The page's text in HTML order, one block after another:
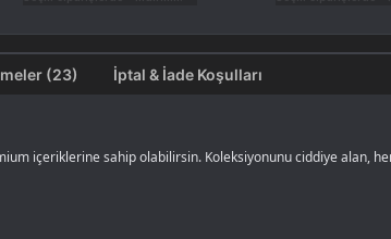
Değerlendirmeler (23) İptal & İade Koşulları
içeriklerine sahip olabilirsin. Koleksiyonunu ciddiye alan,